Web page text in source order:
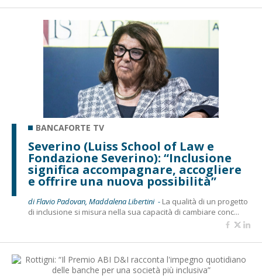
BANCAFORTE TV
Severino (Luiss School of Law e
Fondazione Severino): “Inclusione
significa accompagnare, accogliere
e offrire una nuova possibilità”
di Flavio Padovan, Maddalena Libertini - La qualità di un progetto
di inclusione si misura nella sua capacità di cambiare conc...